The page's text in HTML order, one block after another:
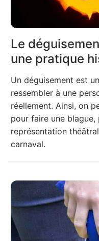
Le
une pratique
Un déguisement est
ressembler à une
réellement. Ainsi, on
pour faire une
représentation
carnaval.